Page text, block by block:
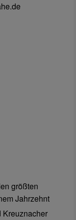
größten
Jahrzehnt
Kreuznacher